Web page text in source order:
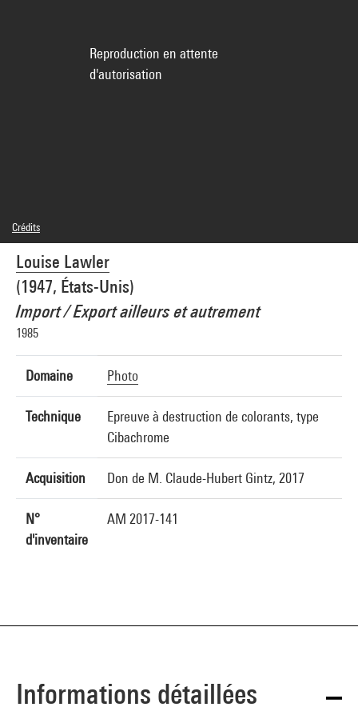
Louise Lawler
(1947, États-Unis)
Import / Export ailleurs et autrement
1985
Domaine Photo
Technique
Epreuve à destruction de colorants, type
Cibachrome
Acquisition Don de M. Claude-Hubert Gintz, 2017
N°
d'inventaire
AM 2017-141
Reproduction en attente
d'autorisation
Crédits
© Louise Lawler
Crédit photographique : Centre Pompidou, MNAM-CCI/Bertrand Prévost/Dist.
GrandPalaisRmn
Réf. image : 4N94050
Diffusion image :GrandPalaisRmnPhoto
Informations détaillées